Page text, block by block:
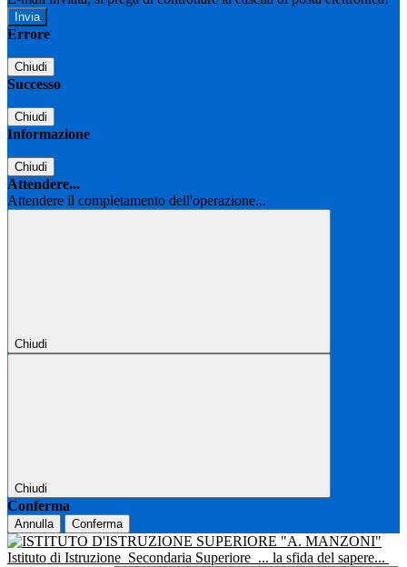
Errore
Chiudi
Successo
Chiudi
Informazione
Chiudi
Attendere...
Attendere il completamento dell'operazione...
Chiudi
Chiudi
Conferma
Annulla Conferma
Istituto di Istruzione Secondaria Superiore ... la sfida del sapere...